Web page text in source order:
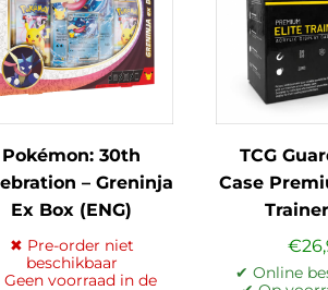
Pokémon: 30th
– Greninja
Ex Box (ENG)
✖ Pre-order niet
beschikbaar
voorraad in de
TCG
Case
€
✔ Online